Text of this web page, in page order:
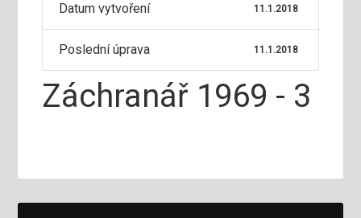
Datum vytvoření 11.1.2018
Poslední úprava 11.1.2018
Záchranář 1969 - 3